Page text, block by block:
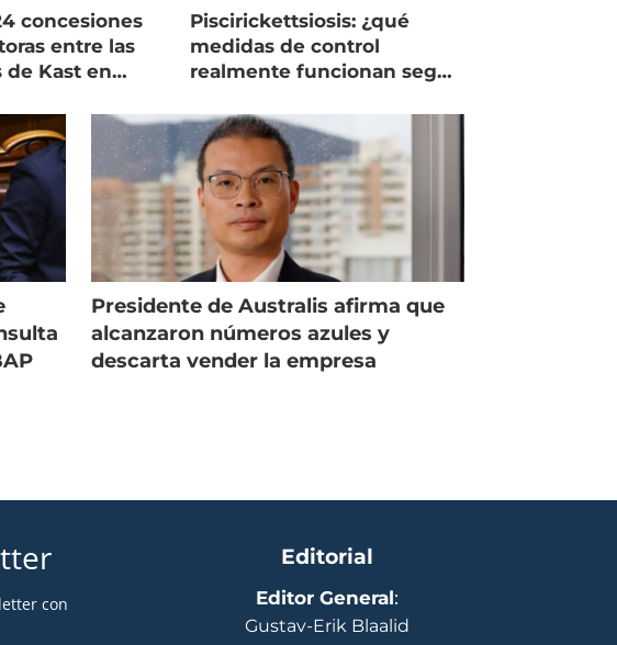
concesiones
entre las
de Kast en
Piscirickettsiosis: ¿qué
medidas de control
realmente funcionan según
Presidente de Australis afirma que
alcanzaron números azules y
descarta vender la empresa
con
Editorial
Editor General:
Gustav-Erik Blaalid